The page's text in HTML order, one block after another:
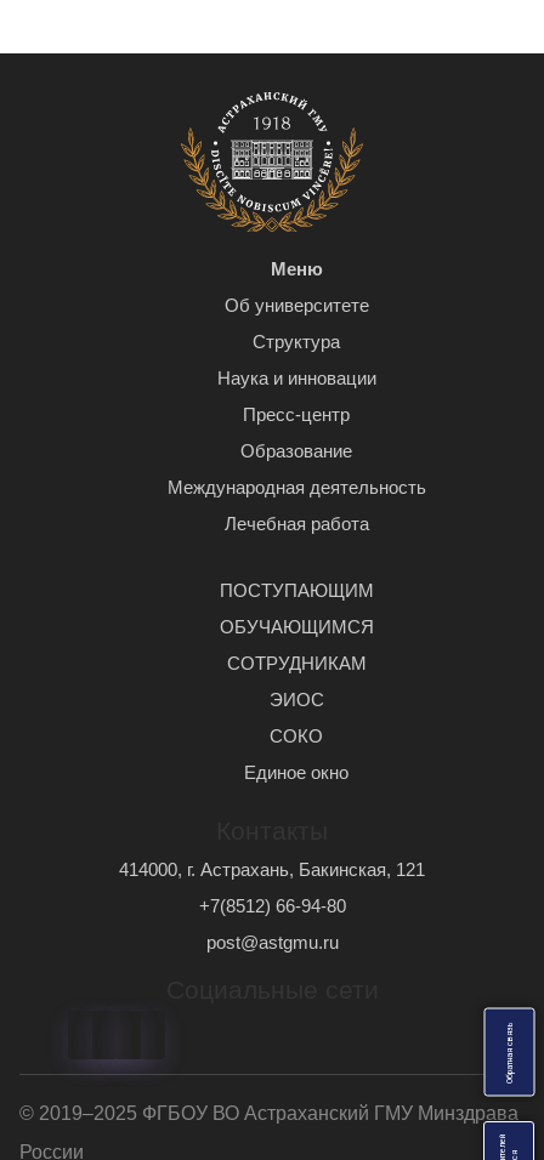
О
б
р
а
т
н
а
я
с
в
я
з
ь
Меню
Об университете
Структура
Наука и инновации
Пресс-центр
Образование
Международная деятельность
Лечебная работа
ПОСТУПАЮЩИМ
ОБУЧАЮЩИМСЯ
СОТРУДНИКАМ
ЭИОС
СОКО
Единое окно
414000, г. Астрахань, Бакинская, 121
+7(8512) 66-94-80
post@astgmu.ru
© 2019–2025 ФГБОУ ВО Астраханский ГМУ Минздрава
России